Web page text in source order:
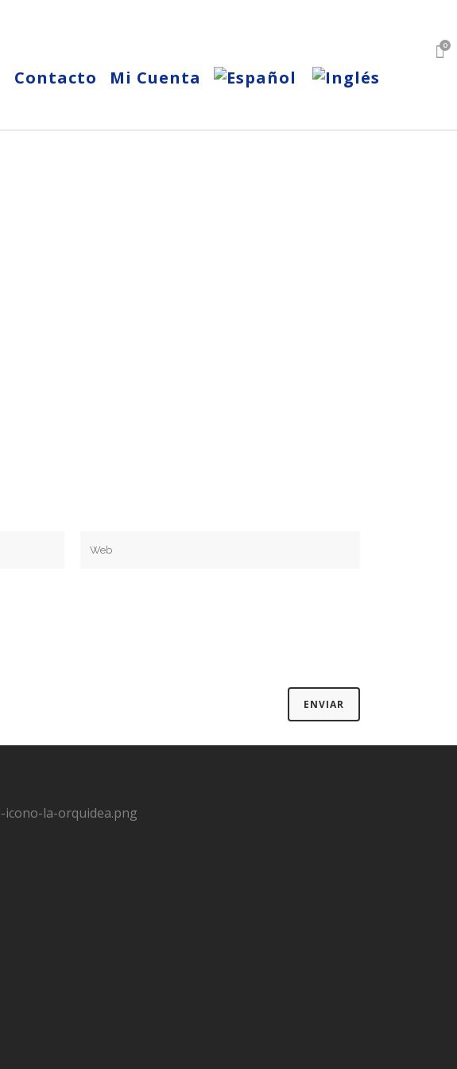
0
Contacto Mi Cuenta